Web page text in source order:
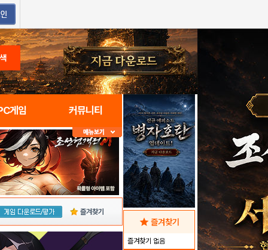
게임 커뮤니티
즐겨찾기
star 즐겨찾기
즐겨찾기 없음